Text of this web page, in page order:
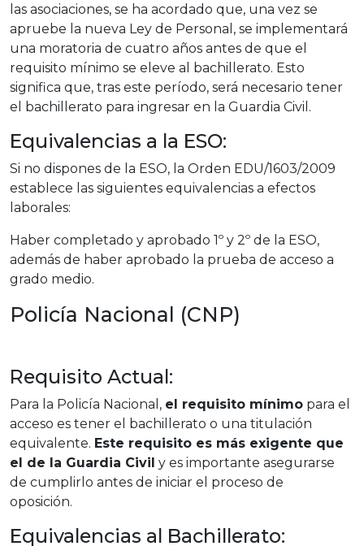
las asociaciones, se ha acordado que, una vez se
apruebe la nueva Ley de Personal, se implementará
una moratoria de cuatro años antes de que el
requisito mínimo se eleve al bachillerato. Esto
significa que, tras este período, será necesario tener
el bachillerato para ingresar en la Guardia Civil.
Equivalencias a la ESO:
Si no dispones de la ESO, la Orden EDU/1603/2009
establece las siguientes equivalencias a efectos
laborales:
Haber completado y aprobado 1º y 2º de la ESO,
además de haber aprobado la prueba de acceso a
grado medio.
Policía Nacional (CNP)
Requisito Actual:
Para la Policía Nacional, el requisito mínimo para el
acceso es tener el bachillerato o una titulación
equivalente. Este requisito es más exigente que
el de la Guardia Civil y es importante asegurarse
de cumplirlo antes de iniciar el proceso de
oposición.
Equivalencias al Bachillerato: